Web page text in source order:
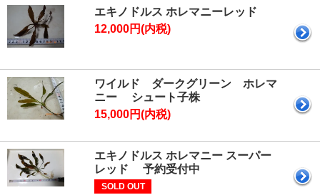
エキノドルス ホレマニーレッド
12,000円(内税)
ワイルド ダークグリーン ホレマ
ニー シュート子株
15,000円(内税)
エキノドルス ホレマニー スーパー
レッド 予約受付中
SOLD OUT